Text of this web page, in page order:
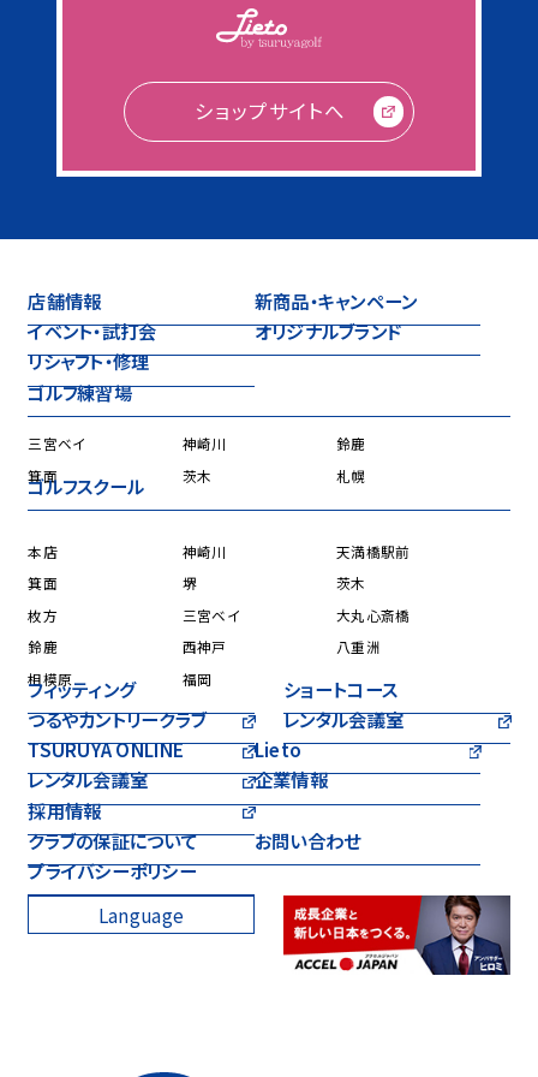
ショップサイトへ
店舗情報
新商品・キャンペーン
イベント・試打会
オリジナルブランド
リシャフト・修理
ゴルフ練習場
三宮ベイ 神崎川
鈴鹿
箕面
茨木 札幌
ゴルフスクール
本店 神崎川
天満橋駅前
箕面
堺
茨木
枚方
三宮ベイ
大丸心斎橋
鈴鹿
西神戸
八重洲
相模原
福岡
フィッティング
ショートコース
つるやカントリークラブ
レンタル会議室
TSURUYA ONLINE
Lieto
レンタル会議室
企業情報
採用情報
クラブの保証について
お問い合わせ
プライバシーポリシー
Language